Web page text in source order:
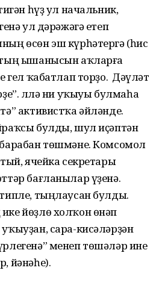
һүҙ ул начальник,
ул дәрәжәгә етеп
өсөн эш күрһәтергә (һис
ышанысын аҡларға
гел ҡабатлап торҙо. Ә Дәүләт
Әллә ни уҡыуы булмаһа
активистҡа әйләнде.
булды, шул иҫәптән
төшмәне. Комсомол
ячейка секретары
бағланылар үҙенә.
тыңлаусан булды.
йөҙлө холҡон өнәп
сара-кисәләрҙән
менеп төшәләр ине
йәнәһе).